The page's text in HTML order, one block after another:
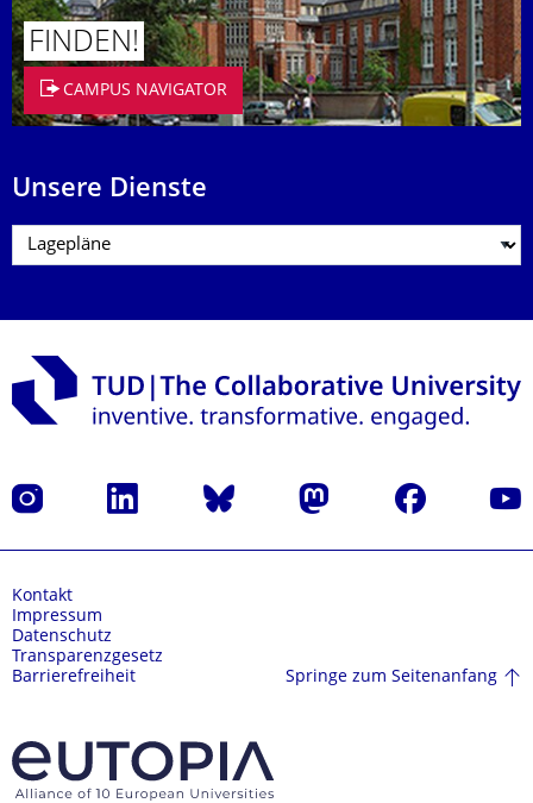
FINDEN!
CAMPUS NAVIGATOR
Unsere Dienste
Instagram LinkedIn Bluesky Mastodon Facebook
Kontakt
Impressum
Datenschutz
Transparenzgesetz
Barrierefreiheit
Springe zum Seitenanfang